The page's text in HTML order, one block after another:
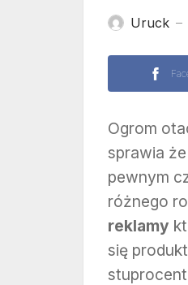
Uruck —
Ogrom
sprawia
pewnym
różnego
reklamy
się